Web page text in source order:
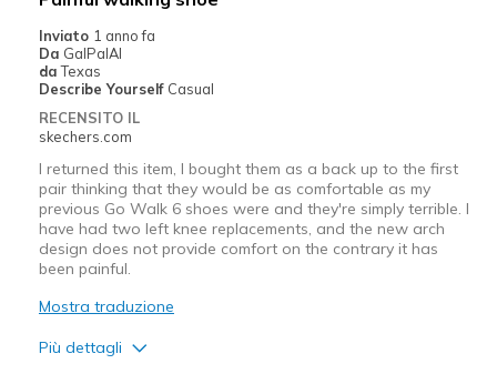
Inviato 1 anno fa
Da GalPalAl
da Texas
Describe Yourself Casual
RECENSITO IL
skechers.com
I returned this item, I bought them as a back up to the first
pair thinking that they would be as comfortable as my
previous Go Walk 6 shoes were and they're simply terrible. I
have had two left knee replacements, and the new arch
design does not provide comfort on the contrary it has
been painful.
Mostra traduzione
Più dettagli